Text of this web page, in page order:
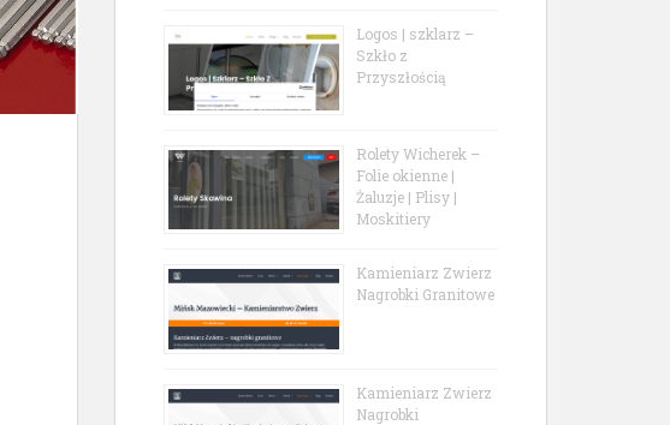
Logos | szklarz –
Szkło z
Przyszłością
Rolety Wicherek –
Folie okienne |
Żaluzje | Plisy |
Moskitiery
Kamieniarz Zwierz
Nagrobki Granitowe
Kamieniarz Zwierz
Nagrobki